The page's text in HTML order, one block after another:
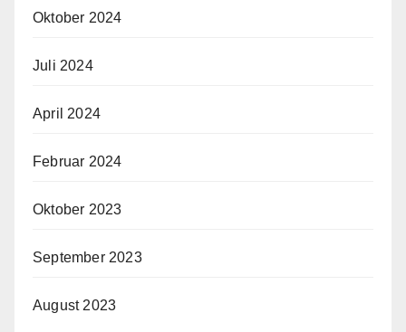
Oktober 2024
Juli 2024
April 2024
Februar 2024
Oktober 2023
September 2023
August 2023